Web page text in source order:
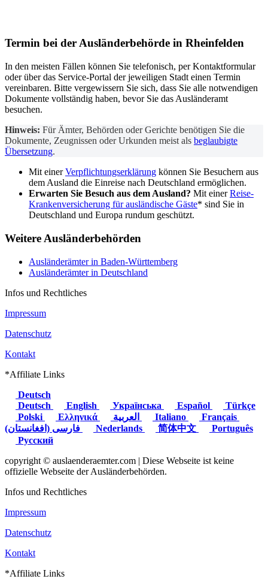
Termin bei derAusländerbehörde in Rheinfelden
In den meisten Fällen können Sie telefonisch, per Kontaktformular
oder über das Service-Portal der jeweiligen Stadt einen Termin
vereinbaren. Bitte vergewissern Sie sich, dass Sie alle notwendigen
Dokumente vollständig haben, bevor Sie das Ausländeramt
besuchen.
Hinweis: Für Ämter, Behörden oder Gerichte benötigen Sie die
Dokumente, Zeugnissen oder Urkunden meist als beglaubigte
Übersetzung.
Mit einerVerpflichtungserklärung können Sie Besuchern aus
dem Ausland die Einreise nach Deutschland ermöglichen.
Erwarten Sie Besuch aus dem Ausland? Mit einerReise-
Krankenversicherung für ausländische Gäste* sind Sie in
Deutschland und Europa rundum geschützt.
Weitere Ausländerbehörden
Ausländerämter in Baden-Württemberg
Ausländerämter in Deutschland
Infos und Rechtliches
Impressum
Datenschutz
Kontakt
*Affiliate Links
Deutsch
Deutsch
English Українська Español
Türkçe
Polski
Ελληνικά Italiano
Français
Nederlands 简体中文
Português
Русский
copyright © auslaenderaemter.com | Diese Webseite ist keine
offizielle Webseite der Ausländerbehörden.
Infos und Rechtliches
Impressum
Datenschutz
Kontakt
*Affiliate Links